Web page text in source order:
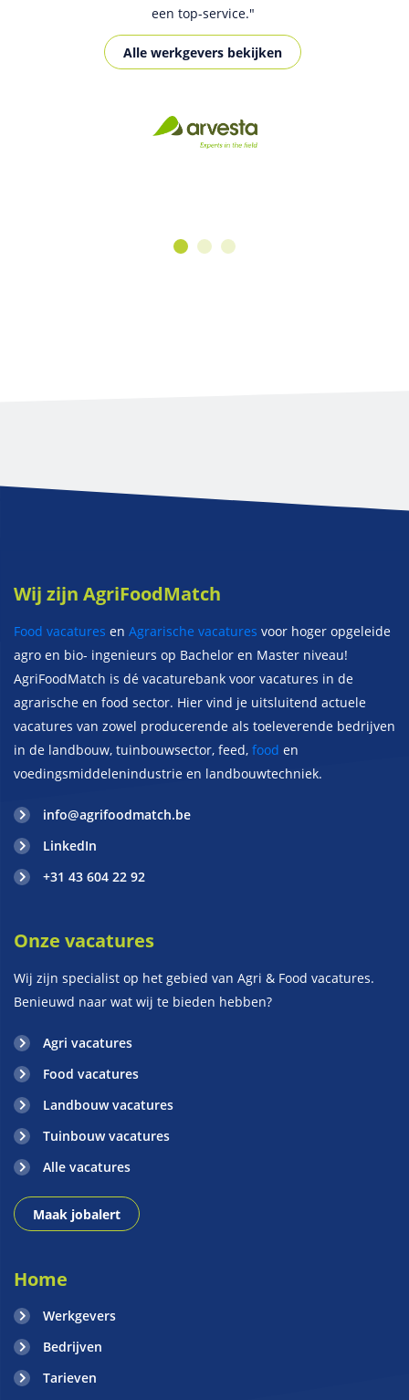
een top-service."
Alle werkgevers bekijken
ons ook eigenlijk de enige echte gespecialiseerde vacaturesite
voor hoger opgeleiden in de food en agri.
Wij zijn AgriFoodMatch
Food vacatures en Agrarische vacatures voor hoger opgeleide
agro en bio- ingenieurs op Bachelor en Master niveau!
AgriFoodMatch is dé vacaturebank voor vacatures in de
agrarische en food sector. Hier vind je uitsluitend actuele
vacatures van zowel producerende als toeleverende bedrijven
in de landbouw, tuinbouwsector, feed, food en
voedingsmiddelenindustrie en landbouwtechniek.
info@agrifoodmatch.be
LinkedIn
+31 43 604 22 92
Onze vacatures
Wij zijn specialist op het gebied van Agri & Food vacatures.
Benieuwd naar wat wij te bieden hebben?
Agri vacatures
Food vacatures
Landbouw vacatures
Tuinbouw vacatures
Alle vacatures
Maak jobalert
Home
Werkgevers
Bedrijven
Tarieven